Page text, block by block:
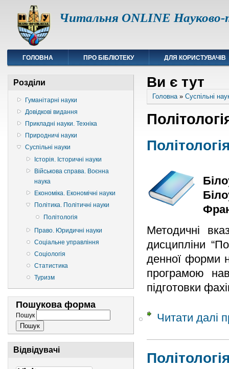
Читальня ONLINE Науково-
ГОЛОВНА ПРО БІБЛІОТЕКУ ДЛЯ КОРИСТУВАЧІВ
Розділи
Гуманітарні науки
Довідкові видання
Прикладні науки. Техніка
Природничі науки
Суспільні науки
Історія. Історичні науки
Військова справа. Воєнна
наука
Економіка. Економічні науки
Політика. Політичні науки
Політологія
Право. Юридичні науки
Соціальне управління
Соціологія
Статистика
Туризм
Пошукова форма
Пошук
Відвідувачі
Ви є тут
Головна» Суспільні
Методичні
дисципліни
денної форми
програмою
підготовки
Читати далі